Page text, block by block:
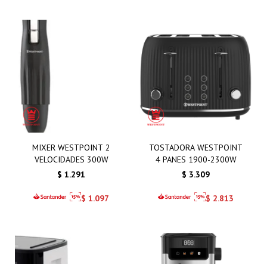
MIXER WESTPOINT 2
VELOCIDADES 300W
$ 1.291
$ 1.097
TOSTADORA WESTPOINT
4 PANES 1900-2300W
$ 3.309
$ 2.813